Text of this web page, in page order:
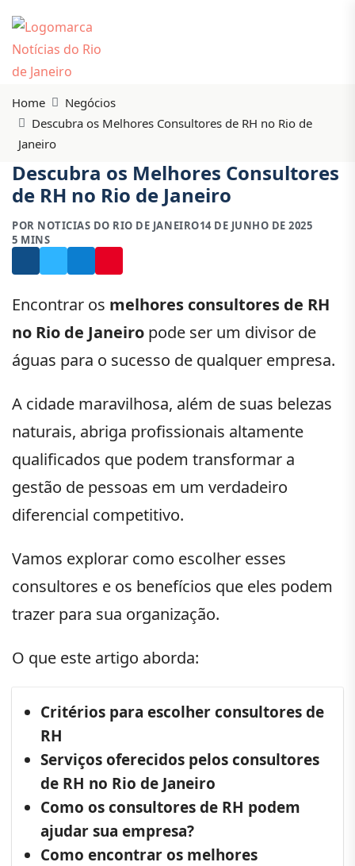
Home
Negócios
Descubra os Melhores Consultores de RH no Rio de
Janeiro
Descubra os Melhores Consultores
de RH no Rio de Janeiro
POR NOTICIAS DO RIO DE JANEIRO14 DE JUNHO DE 2025
5 MINS
Encontrar os melhores consultores de RH
no Rio de Janeiro pode ser um divisor de
águas para o sucesso de qualquer empresa.
A cidade maravilhosa, além de suas belezas
naturais, abriga profissionais altamente
qualificados que podem transformar a
gestão de pessoas em um verdadeiro
diferencial competitivo.
Vamos explorar como escolher esses
consultores e os benefícios que eles podem
trazer para sua organização.
O que este artigo aborda:
Critérios para escolher consultores de
RH
Serviços oferecidos pelos consultores
de RH no Rio de Janeiro
Como os consultores de RH podem
ajudar sua empresa?
Como encontrar os melhores